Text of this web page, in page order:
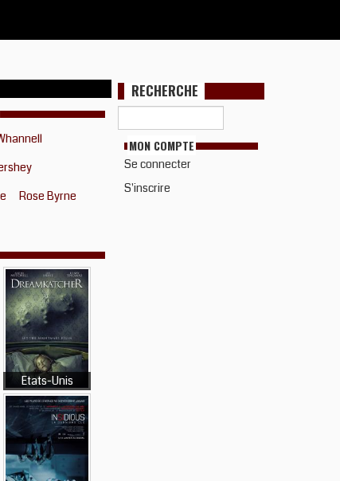
Rose Byrne
Etats-Unis
RECHERCHE
MON COMPTE
Se connecter
S'inscrire